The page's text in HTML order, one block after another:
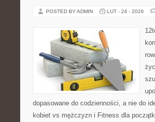
POSTED BY ADMIN LUT - 24 - 2026
dopasowane do codzienności, a nie do
kobiet vs mężczyzn i Fitness dla